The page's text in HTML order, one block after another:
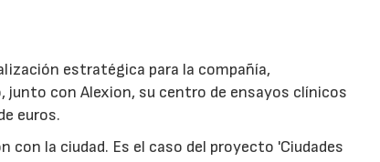
estratégica para la compañía,
junto con Alexion, su centro de ensayos clínicos
euros.
la ciudad. Es el caso del proyecto 'Ciudades